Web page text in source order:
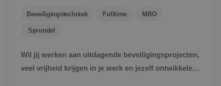
Beveiligingstechniek Fulltime MBO
Sprundel
Wil jij werken aan uitdagende beveiligingsprojecten,
veel vrijheid krijgen in je werk en jezelf ontwikkelen